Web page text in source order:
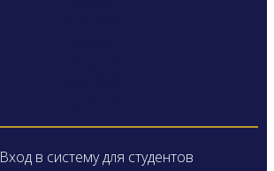
Вход в систему для студентов